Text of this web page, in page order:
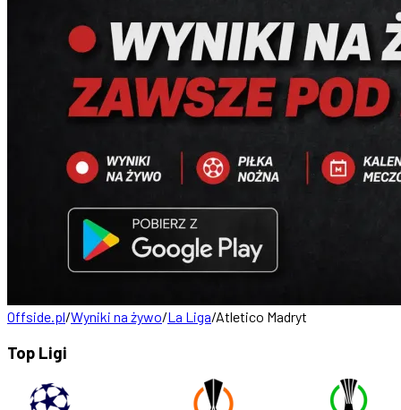
Offside.pl/Wyniki na żywo/La Liga/Atletico Madryt
Top Ligi